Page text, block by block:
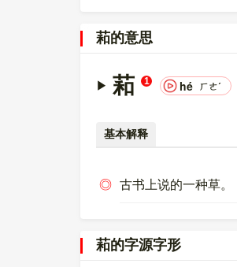
萂的意思
萂 1 hé ㄏㄜˊ
基本解释
◎ 古书上说的一种草。
萂的字源字形